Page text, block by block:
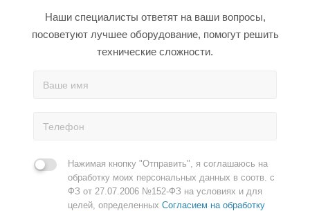
Наши специалисты ответят на ваши вопросы,
посоветуют лучшее оборудование, помогут решить
технические сложности.
Нажимая кнопку "Отправить", я соглашаюсь на
обработку моих персональных данных в соотв. с
ФЗ от 27.07.2006 №152-ФЗ на условиях и для
целей, определенных Согласием на обработку